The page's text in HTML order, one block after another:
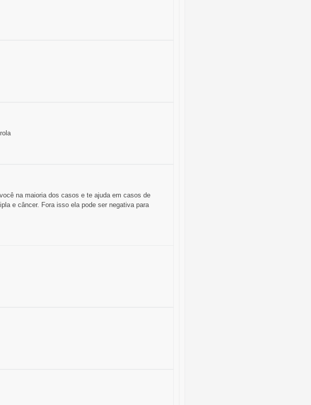
na maioria dos casos e te ajuda em casos de
e câncer. Fora isso ela pode ser negativa para